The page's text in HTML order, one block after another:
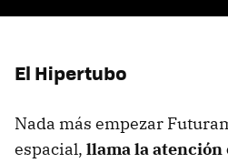
El Hipertubo
Nada más empezar
espacial, llama la atención